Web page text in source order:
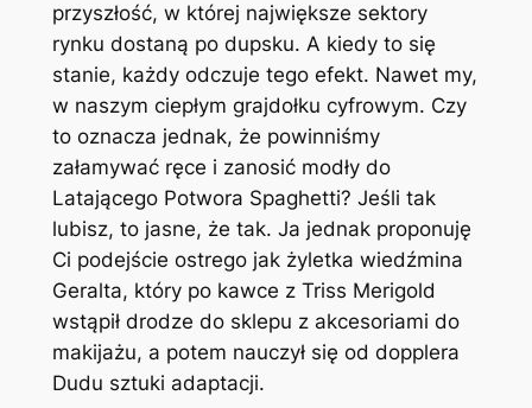
przyszłość, w której największe sektory
rynku dostaną po dupsku. A kiedy to się
stanie, każdy odczuje tego efekt. Nawet my,
w naszym ciepłym grajdołku cyfrowym. Czy
to oznacza jednak, że powinniśmy
załamywać ręce i zanosić modły do
Latającego Potwora Spaghetti? Jeśli tak
lubisz, to jasne, że tak. Ja jednak proponuję
Ci podejście ostrego jak żyletka wiedźmina
Geralta, który po kawce z Triss Merigold
wstąpił drodze do sklepu z akcesoriami do
makijażu, a potem nauczył się od dopplera
Dudu sztuki adaptacji.